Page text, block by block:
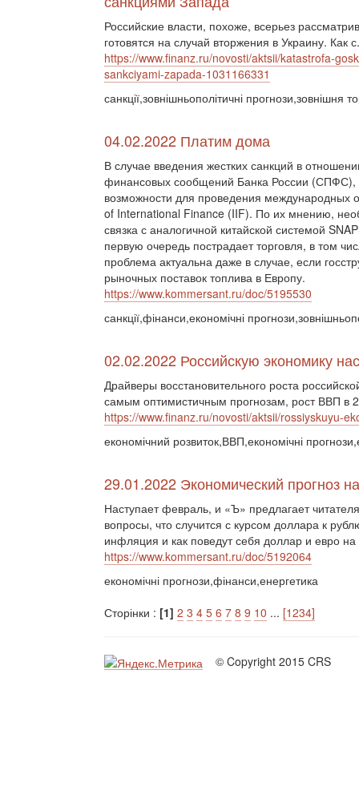
Российские власти, похоже, всерьез
готовятся на случай вторжения в Украину. Как
https://www.finanz.ru/novosti/aktsii/katastrofa-
sankciyami-zapada-1031166331
санкції,зовнішньополітичні прогнози,зовнішня
04.02.2022 Платим дома
В случае введения жестких санкций в
финансовых сообщений Банка России (СПФС),
возможности для проведения международных
of International Finance (IIF). По их мнению,
связка с аналогичной китайской системой
первую очередь пострадает торговля, в том
проблема актуальна даже в случае, если
рыночных поставок топлива в Европу.
https://www.kommersant.ru/doc/5195530
санкції,фінанси,економічні
02.02.2022 Российскую экономику
Драйверы восстановительного роста
самым оптимистичным прогнозам, рост ВВП в
https://www.finanz.ru/novosti/aktsii/rossiyskuyu-
економічний розвиток,ВВП,економічні
29.01.2022 Экономический прогноз
Наступает февраль, и «Ъ» предлагает
вопросы, что случится с курсом доллара к
инфляция и как поведут себя доллар и евро
https://www.kommersant.ru/doc/5192064
економічні прогнози,фінанси,енергетика
Сторінки : [1] 2 3 4 5 6 7 8 9 10 ... [1234]
© Copyright 2015 CRS